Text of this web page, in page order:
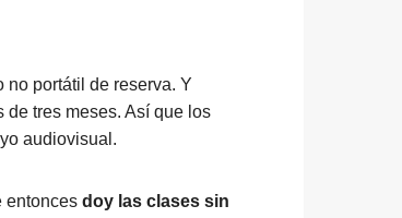
no portátil de reserva. Y
tres meses. Así que los
audiovisual.
entonces doy las clases sin